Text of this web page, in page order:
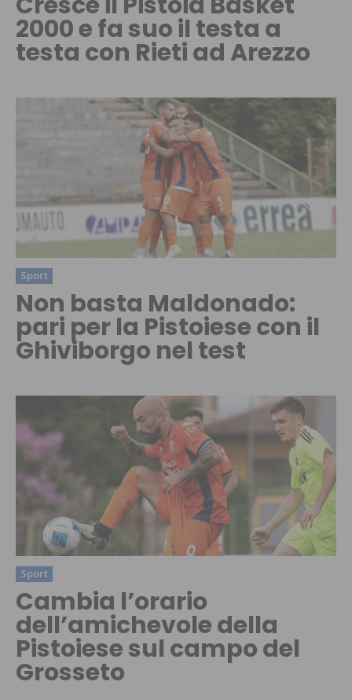
2000 e fa suo il testa a
testa con Rieti ad Arezzo
Sport
Non basta Maldonado:
pari per la Pistoiese con il
Ghiviborgo nel test
Sport
Cambia l’orario
dell’amichevole della
Pistoiese sul campo del
Grosseto